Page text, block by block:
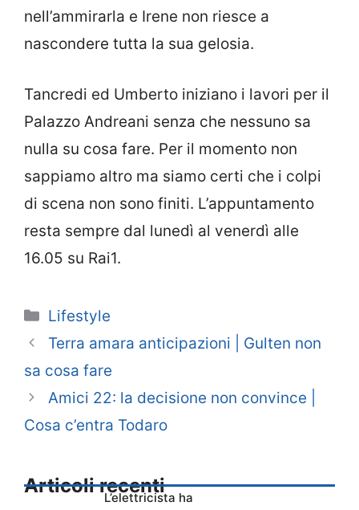
nell’ammirarla e Irene non riesce a
nascondere tutta la sua gelosia.
Tancredi ed Umberto iniziano i lavori per il
Palazzo Andreani senza che nessuno sa
nulla su cosa fare. Per il momento non
sappiamo altro ma siamo certi che i colpi
di scena non sono finiti. L’appuntamento
resta sempre dal lunedì al venerdì alle
16.05 su Rai1.
Categorie
Lifestyle
Terra amara anticipazioni | Gulten non
sa cosa fare
Amici 22: la decisione non convince |
Cosa c’entra Todaro
Articoli recenti
L’elettricista ha